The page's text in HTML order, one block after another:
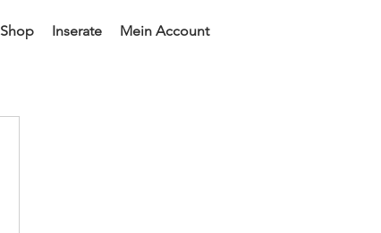
Shop Inserate Mein Account